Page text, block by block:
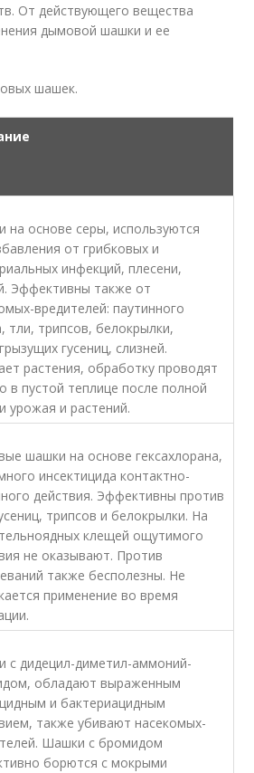
От действующего вещества
дымовой шашки и ее
шашек.
на основе серы, используются
от грибковых и
инфекций, плесени,
Эффективны также от
вредителей: паутинного
тли, трипсов, белокрылки,
гусениц, слизней.
растения, обработку проводят
в пустой теплице после полной
урожая и растений.
шашки на основе гексахлорана,
инсектицида контактно-
действия. Эффективны против
трипсов и белокрылки. На
клещей ощутимого
не оказывают. Против
также бесполезны. Не
применение во время
с дидецил-диметил-аммоний-
обладают выраженным
и бактериацидным
также убивают насекомых-
Шашки с бромидом
борются с мокрыми